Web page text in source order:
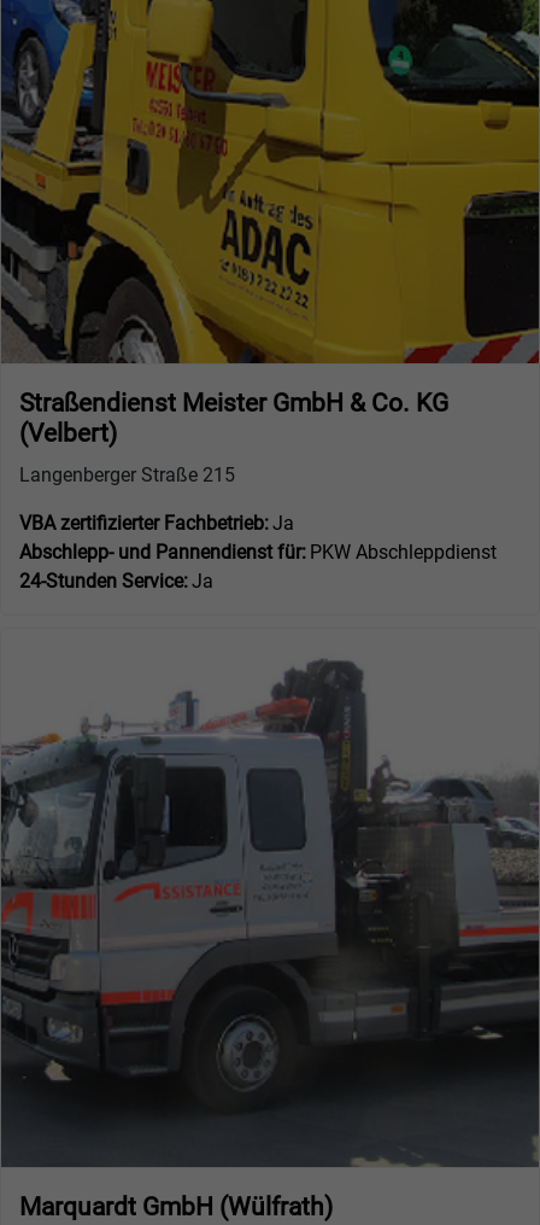
Straßendienst Meister GmbH & Co. KG
(Velbert)
Langenberger Straße 215
VBA zertifizierter Fachbetrieb:Ja
Abschlepp- und Pannendienst für: PKW Abschleppdienst
24-Stunden Service:Ja
Marquardt GmbH (Wülfrath)